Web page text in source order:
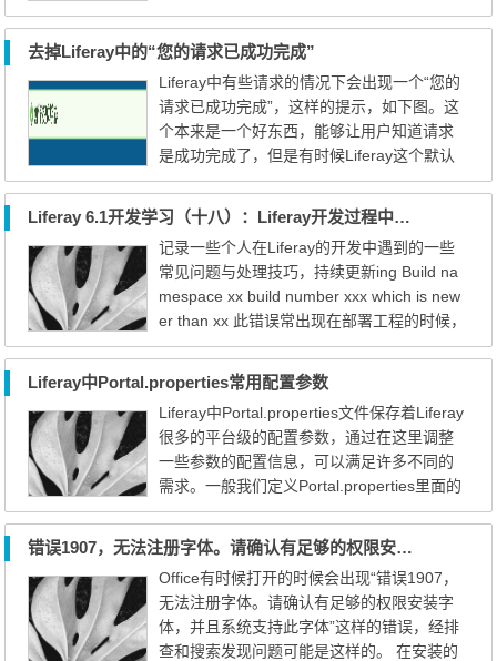
定期持续更新。 在数据库中删除了数据，在p
ortlet中数据还存在 在Liferay的管理中，有时
候我们需要手动的去修改数据库里面的信
息，但是修改完成之后，发现在Portlet中的数
据并没有改变，这是因为数据库缓存的原
因，Liferay默认情况下的取数据...
去掉Liferay中的“您的请求已成功完成”
Liferay中有些请求的情况下会出现一个“您的
请求已成功完成”，这样的提示，如下图。这
个本来是一个好东西，能够让用户知道请求
是成功完成了，但是有时候Liferay这个默认
的提示为影响我们的版面，下面是提供两种
去掉的方法。 方法一： 在相应的portlet.xml
文件里面的相应portlet下面添加如下的配置：
<init-param> <name>add-process-action-su
ccess-action</name> <value>false&l...
Liferay 6.1开发学习（十八）：Liferay开发过程中的一些常见问题
记录一些个人在Liferay的开发中遇到的一些
常见问题与处理技巧，持续更新ing Build na
mespace xx build number xxx which is new
er than xx 此错误常出现在部署工程的时候，
错误的意思是说当前工程的build number比服
务器上已经部署的小。那这个有什么影响
呢？我们做ServiceBuilder的时候，知道Lifer
ay会自动的更新服务端的数据库信息等，Life
ray判断需要不需要更新就是通过这个build n
umber来进行判断的。...
Liferay中Portal.properties常用配置参数
Liferay中Portal.properties文件保存着Liferay
很多的平台级的配置参数，通过在这里调整
一些参数的配置信息，可以满足许多不同的
需求。一般我们定义Portal.properties里面的
配置文件是不直接修改的，按配置liferay可以
加载以下路径下面的配置参数来覆盖默认的 i
nclude-and-override=portal-bundle.properti
es include-and-override=${liferay.home}/por
tal-bundle.properties include-and-override=
portal-...
错误1907，无法注册字体。请确认有足够的权限安装字体，并且系统支持此字体
Office有时候打开的时候会出现“错误1907，
无法注册字体。请确认有足够的权限安装字
体，并且系统支持此字体”这样的错误，经排
查和搜索发现问题可能是这样的。 在安装的